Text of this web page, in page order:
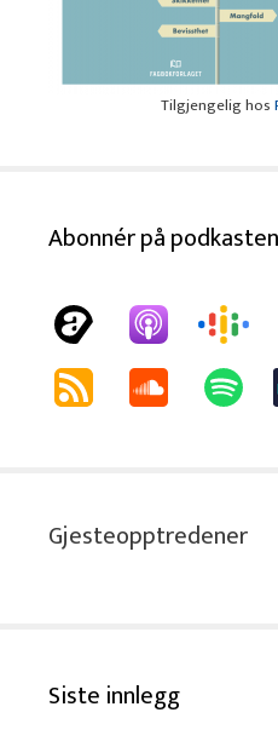
Tilgjengelig hos
Abonnér på podkasten
Gjesteopptredener
Siste innlegg